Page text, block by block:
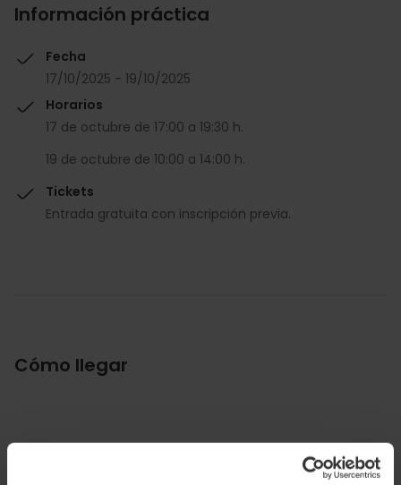
Información práctica
Fecha
17/10/2025 - 19/10/2025
Horarios
17 de octubre de 17:00 a 19:30 h.
19 de octubre de 10:00 a 14:00 h.
Tickets
Entrada gratuita con inscripción previa.
Cómo llegar